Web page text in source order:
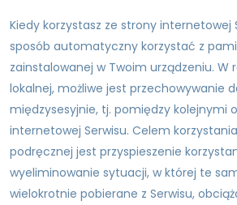
Kiedy korzystasz ze strony internetowej
sposób automatyczny korzystać z
zainstalowanej w Twoim urządzeniu.
lokalnej, możliwe jest przechowywanie
międzysesyjnie, tj. pomiędzy kolejnymi
internetowej Serwisu. Celem
podręcznej jest przyspieszenie
wyeliminowanie sytuacji, w której te
wielokrotnie pobierane z Serwisu,